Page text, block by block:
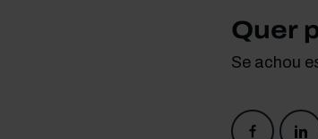
Quer
Se achou